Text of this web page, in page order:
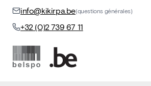
info@kikirpa.be(questions générales)
+32 (0)2 739 67 11